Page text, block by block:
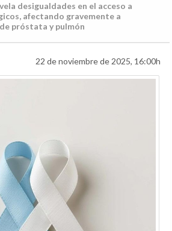
desigualdades en el acceso a
afectando gravemente a
próstata y pulmón
22 de noviembre de 2025, 16:00h